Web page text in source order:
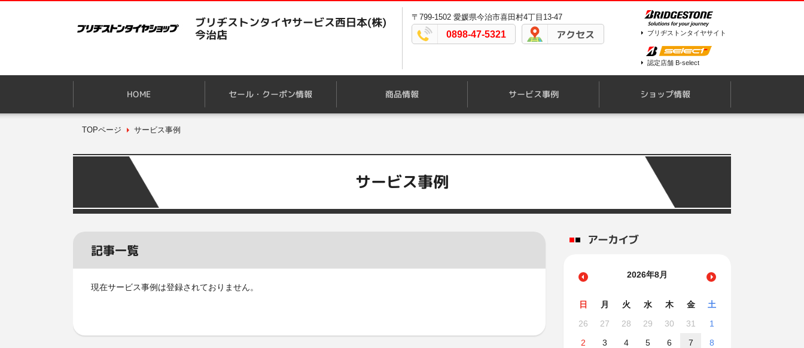
ブリヂストンタイヤサービス西日本(株)
今治店
〒799-1502 愛媛県今治市喜田村4丁目13-47
0898-47-5321 アクセス ブリヂストンタイヤサイト
認定店舗 B-select
HOME セール・クーポン情報 商品情報 サービス事例 ショップ情報
TOPページ サービス事例
サービス事例
記事一覧
現在サービス事例は登録されておりません。
アーカイブ
2026年8月
日 月 火 水 木 金
土
26
27 28 29 30 31
1
2
3 4 5 6 7
8